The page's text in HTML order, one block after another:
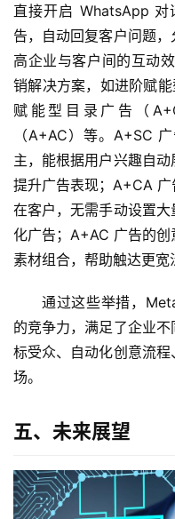
关
于
我
们
直接开启 WhatsApp
告，自动回复客户问题
高企业与客户间的互动
销解决方案，如进阶赋
赋能型目录广告（
（A+AC）等。A+SC
主，能根据用户兴趣自
提升广告表现；A+CA
在客户，无需手动设置
化广告；A+AC 广告的
素材组合，帮助触达更宽
通过这些举措，
的竞争力，满足了企业
标受众、自动化创意流
场。
五、未来展望